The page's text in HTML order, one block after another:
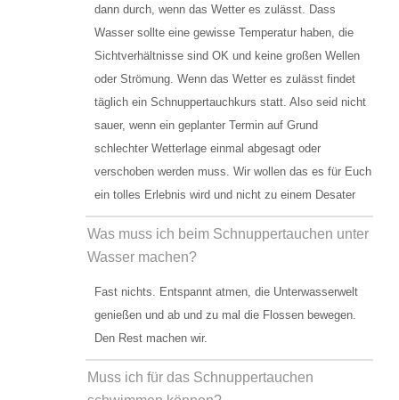
Lage und Anfahrt
dann durch, wenn das Wetter es zulässt. Dass
Wasser sollte eine gewisse Temperatur haben, die
Sichtverhältnisse sind OK und keine großen Wellen
oder Strömung. Wenn das Wetter es zulässt findet
täglich ein Schnuppertauchkurs statt. Also seid nicht
sauer, wenn ein geplanter Termin auf Grund
schlechter Wetterlage einmal abgesagt oder
verschoben werden muss. Wir wollen das es für Euch
ein tolles Erlebnis wird und nicht zu einem Desater
Was muss ich beim Schnuppertauchen unter
Wasser machen?
Fast nichts. Entspannt atmen, die Unterwasserwelt
genießen und ab und zu mal die Flossen bewegen.
Den Rest machen wir.
Muss ich für das Schnuppertauchen